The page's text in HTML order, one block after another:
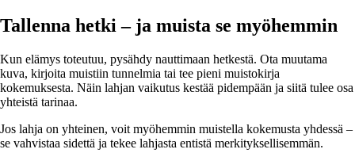
Tallenna hetki – ja muista se myöhemmin
Kun elämys toteutuu, pysähdy nauttimaan hetkestä. Ota muutama
kuva, kirjoita muistiin tunnelmia tai tee pieni muistokirja
kokemuksesta. Näin lahjan vaikutus kestää pidempään ja siitä tulee osa
yhteistä tarinaa.
Jos lahja on yhteinen, voit myöhemmin muistella kokemusta yhdessä –
se vahvistaa sidettä ja tekee lahjasta entistä merkityksellisemmän.